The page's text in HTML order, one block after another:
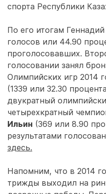
спорта Республики
По его итогам
голосов или 44.90
проголосовавших.
голосовании занял
Олимпийских игр 2014
(1339 или 32.30
двукратный
четырехкратный
Ильин (369 или 8.90
результатами
здесь.
Напомним, что в 2014
трижды выходил на